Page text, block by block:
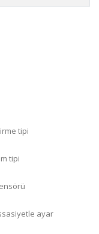
tipi
tipi
ayar